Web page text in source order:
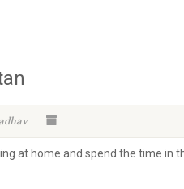
at home and spend the time in